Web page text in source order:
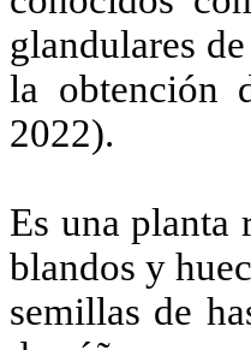
glandulares
la obtención
2022).
Es una planta
blandos y
semillas de